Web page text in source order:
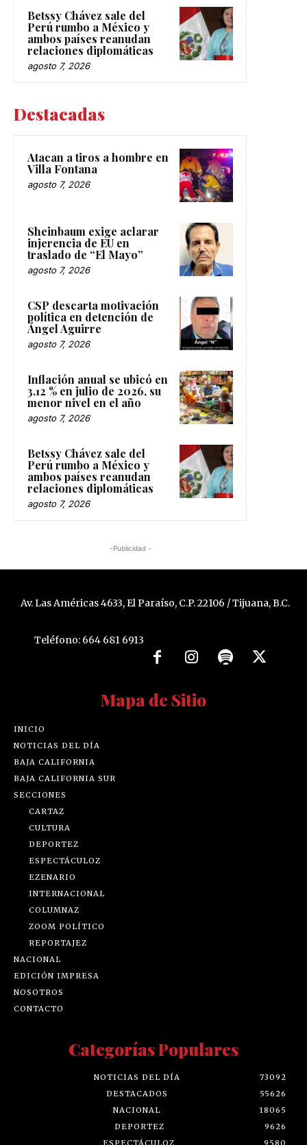
Betssy Chávez sale del
Perú rumbo a México y
ambos países reanudan
relaciones diplomáticas
agosto 7, 2026
Destacadas
Atacan a tiros a hombre en
Villa Fontana
agosto 7, 2026
Sheinbaum exige aclarar
injerencia de EU en
traslado de “El Mayo”
agosto 7, 2026
CSP descarta motivación
política en detención de
Ángel Aguirre
agosto 7, 2026
Inflación anual se ubicó en
3.12 % en julio de 2026, su
menor nivel en el año
agosto 7, 2026
Betssy Chávez sale del
Perú rumbo a México y
ambos países reanudan
relaciones diplomáticas
agosto 7, 2026
-Publicidad -
Av. Las Américas 4633, El Paraíso, C.P. 22106 / Tijuana, B.C.
Teléfono: 664 681 6913
Mapa de Sitio
INICIO
NOTICIAS DEL DÍA
BAJA CALIFORNIA
BAJA CALIFORNIA SUR
SECCIONES
CARTAZ
CULTURA
DEPORTEZ
ESPECTÁCULOZ
EZENARIO
INTERNACIONAL
COLUMNAZ
ZOOM POLÍTICO
REPORTAJEZ
NACIONAL
EDICIÓN IMPRESA
NOSOTROS
CONTACTO
Categorías Populares
NOTICIAS DEL DÍA
73092
DESTACADOS
55626
NACIONAL
18065
DEPORTEZ
9626
ESPECTÁCULOZ
9580